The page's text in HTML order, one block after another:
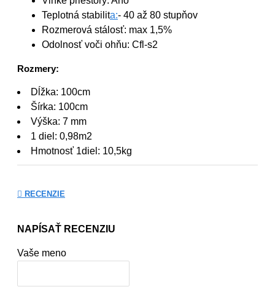
Teplotná stabilita:- 40 až 80 stupňov
Rozmerová stálosť: max 1,5%
Odolnosť voči ohňu: Cfl-s2
Rozmery:
Dĺžka: 100cm
Šírka: 100cm
Výška: 7 mm
1 diel: 0,98m2
Hmotnosť 1diel: 10,5kg
RECENZIE
NAPÍSAŤ RECENZIU
Vaše meno